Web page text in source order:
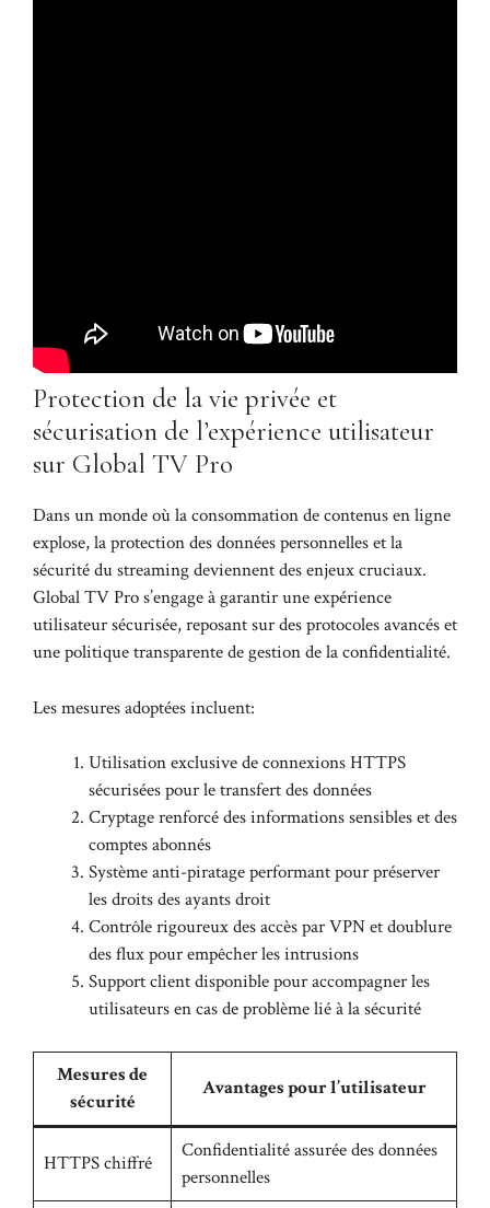
Protection de la vie privée et
sécurisation de l’expérience utilisateur
sur Global TV Pro
Dans un monde où la consommation de contenus en ligne
explose, la protection des données personnelles et la
sécurité du streaming deviennent des enjeux cruciaux.
Global TV Pro s’engage à garantir une expérience
utilisateur sécurisée, reposant sur des protocoles avancés et
une politique transparente de gestion de la confidentialité.
Les mesures adoptées incluent:
Utilisation exclusive de connexions HTTPS
sécurisées pour le transfert des données
Cryptage renforcé des informations sensibles et des
comptes abonnés
Système anti-piratage performant pour préserver
les droits des ayants droit
Contrôle rigoureux des accès par VPN et doublure
des flux pour empêcher les intrusions
Support client disponible pour accompagner les
utilisateurs en cas de problème lié à la sécurité
Mesures de
sécurité
Avantages pour l’utilisateur
HTTPS chiffré
Confidentialité assurée des données
personnelles